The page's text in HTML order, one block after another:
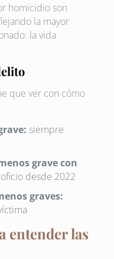
homicidio son
la mayor
la vida
que ver con cómo
siempre
grave con
desde 2022
graves:
entender las